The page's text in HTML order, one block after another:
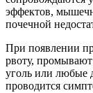
эффектов,
почечной
При появлении
рвоту,
уголь или любые
проводится